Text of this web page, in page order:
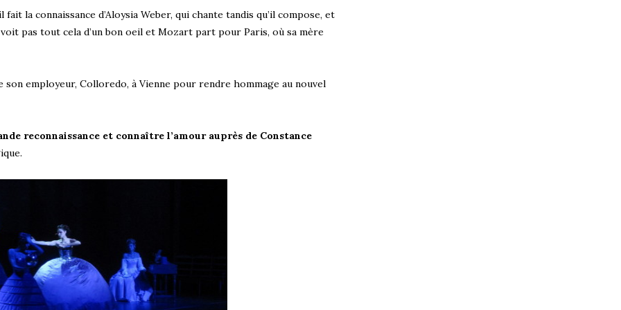
fait la connaissance d’Aloysia Weber, qui chante tandis qu’il compose, et
pas tout cela d’un bon oeil et Mozart part pour Paris, où sa mère
employeur, Colloredo, à Vienne pour rendre hommage au nouvel
reconnaissance et connaître l’amour auprès de Constance